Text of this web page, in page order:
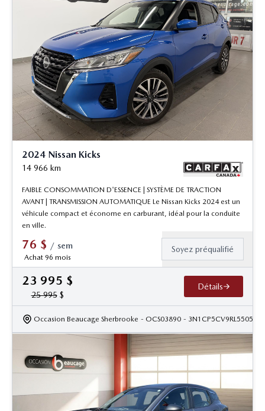
2024 Nissan Kicks
14 966 km
FAIBLE CONSOMMATION D'ESSENCE | SYSTÈME DE TRACTION
AVANT | TRANSMISSION AUTOMATIQUE Le Nissan Kicks 2024 est un
véhicule compact et économe en carburant, idéal pour la conduite
en ville.
76 $ / sem
Achat 96 mois
Soyez préqualifié
23 995 $
25 995$
Détails
Occasion Beaucage Sherbrooke - OCS03890 - 3N1CP5CV9RL550541